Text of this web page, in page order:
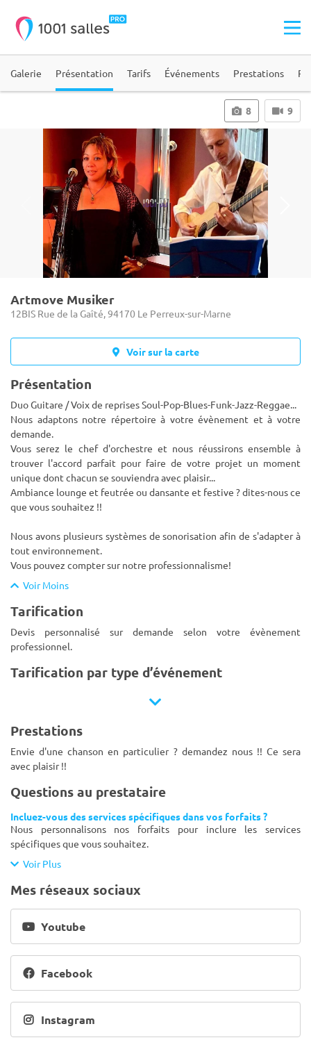
Galerie Présentation Tarifs Événements Prestations
8 9
Artmove Musiker
12BIS Rue de la Gaîté, 94170 Le Perreux-sur-Marne
Voir sur la carte
Présentation
Duo Guitare / Voix de reprises Soul-Pop-Blues-Funk-Jazz-Reggae...
Nous adaptons notre répertoire à votre évènement et à votre
demande.
Vous serez le chef d'orchestre et nous réussirons ensemble à
trouver l'accord parfait pour faire de votre projet un moment
unique dont chacun se souviendra avec plaisir...
Ambiance lounge et feutrée ou dansante et festive ? dites-nous ce
que vous souhaitez !!
Nous avons plusieurs systèmes de sonorisation afin de s'adapter à
tout environnement.
Vous pouvez compter sur notre professionnalisme!
Voir Moins
Tarification
Devis personnalisé sur demande selon votre évènement
professionnel.
Tarification par type d’événement
Prestations
Envie d'une chanson en particulier ? demandez nous !! Ce sera
avec plaisir !!
Questions au prestataire
Incluez-vous des services spécifiques dans vos forfaits ?
Nous personnalisons nos forfaits pour inclure les services
spécifiques que vous souhaitez.
Voir Plus
Mes réseaux sociaux
Youtube
Facebook
Instagram